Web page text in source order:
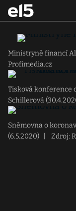
Ministryně financí
Profimedia.cz
Tisková konference
Schillerová
Sněmovna o
(6.5.2020)
Zdroj: